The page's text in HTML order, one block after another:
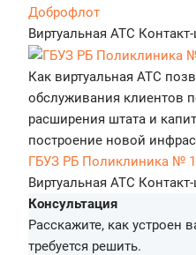
Доброфлот
Виртуальная АТС
Как виртуальная АТС
обслуживания клиентов
расширения штата и
построение новой
ГБУЗ РБ Поликлиника №
Виртуальная АТС
Консультация
Расскажите, как устроен
требуется решить.